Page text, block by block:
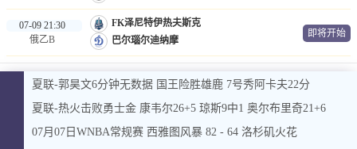
07-09 21:30
俄乙B
FK泽尼特伊热夫斯克
巴尔瑙尔迪纳摩
即将开始
夏联-郭昊文6分钟无数据 国王险胜雄鹿 7号秀阿卡夫22分
夏联-热火击败勇士金 康韦尔26+5 琼斯9中1 奥尔布里奇21+6
07月07日WNBA常规赛 西雅图风暴 82 - 64 洛杉矶火花